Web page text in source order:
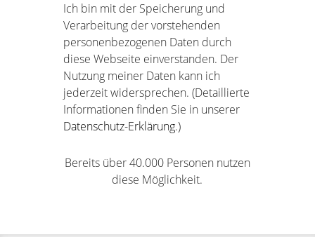
Ich bin mit der Speicherung und
Verarbeitung der vorstehenden
personenbezogenen Daten durch
diese Webseite einverstanden. Der
Nutzung meiner Daten kann ich
jederzeit widersprechen. (Detaillierte
Informationen finden Sie in unserer
Datenschutz-Erklärung.)
Bereits über 40.000 Personen nutzen
diese Möglichkeit.